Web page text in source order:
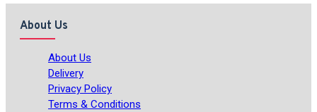
About Us
About Us
Delivery
Privacy Policy
Terms & Conditions